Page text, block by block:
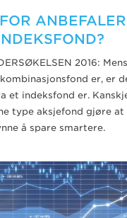
ANBEFALER
2016:
er, er
et indeksfond er.
type aksjefond gjøre at
å spare smartere.